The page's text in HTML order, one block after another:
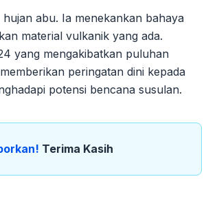
abu. Ia menekankan bahaya
material vulkanik yang ada.
yang mengakibatkan puluhan
peringatan dini kepada
potensi bencana susulan.
Terima Kasih